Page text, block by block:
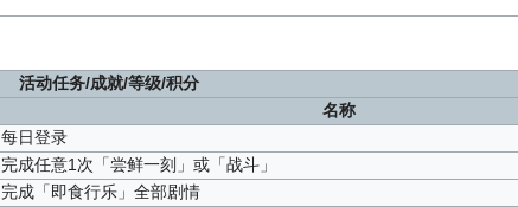
活动任务/成就/等级/积分
名称
每日登录
完成任意1次「尝鲜一刻」或「战斗」
完成「即食行乐」全部剧情